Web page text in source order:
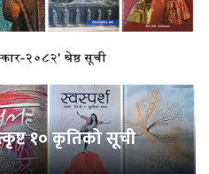
१० कृतिको सूची